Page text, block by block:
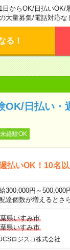
日からOK/日払いOK/
の大量募集/電話対応な
る！
日払い・
経験OK
払いOK！10名
300,000円～500,000
達個数が増えるとさ
県いすみ市
県いすみ市
JCSロジスコ株式会社